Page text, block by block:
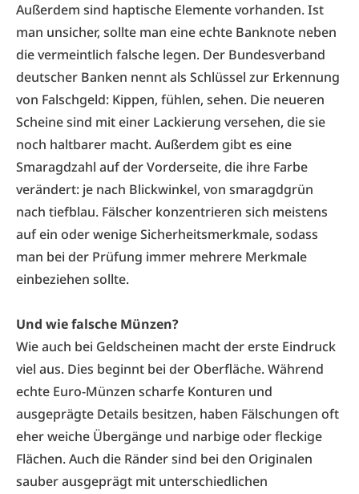
Außerdem sind haptische Elemente vorhanden. Ist
man unsicher, sollte man eine echte Banknote neben
die vermeintlich falsche legen. Der Bundesverband
deutscher Banken nennt als Schlüssel zur Erkennung
von Falschgeld: Kippen, fühlen, sehen. Die neueren
Scheine sind mit einer Lackierung versehen, die sie
noch haltbarer macht. Außerdem gibt es eine
Smaragdzahl auf der Vorderseite, die ihre Farbe
verändert: je nach Blickwinkel, von smaragdgrün
nach tiefblau. Fälscher konzentrieren sich meistens
auf ein oder wenige Sicherheitsmerkmale, sodass
man bei der Prüfung immer mehrere Merkmale
einbeziehen sollte.
Und wie falsche Münzen?
Wie auch bei Geldscheinen macht der erste Eindruck
viel aus. Dies beginnt bei der Oberfläche. Während
echte Euro-Münzen scharfe Konturen und
ausgeprägte Details besitzen, haben Fälschungen oft
eher weiche Übergänge und narbige oder fleckige
Flächen. Auch die Ränder sind bei den Originalen
sauber ausgeprägt mit unterschiedlichen